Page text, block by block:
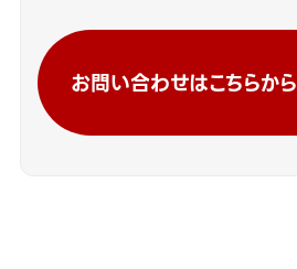
お問い合わせはこちらから